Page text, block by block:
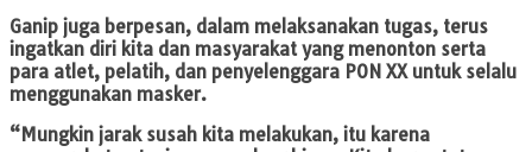
Ganip juga berpesan, dalam melaksanakan tugas, terus
ingatkan diri kita dan masyarakat yang menonton serta
para atlet, pelatih, dan penyelenggara PON XX untuk selalu
menggunakan masker.
“Mungkin jarak susah kita melakukan, itu karena